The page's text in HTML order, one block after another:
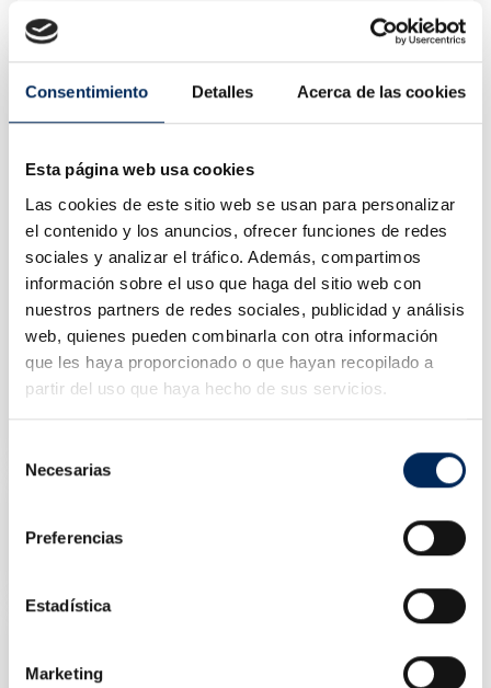
Consentimiento Detalles Acerca de las cookies
Esta página web usa cookies
Las cookies de este sitio web se usan para personalizar
el contenido y los anuncios, ofrecer funciones de redes
sociales y analizar el tráfico. Además, compartimos
información sobre el uso que haga del sitio web con
nuestros partners de redes sociales, publicidad y análisis
web, quienes pueden combinarla con otra información
que les haya proporcionado o que hayan recopilado a
partir del uso que haya hecho de sus servicios.
Necesarias
Preferencias
Estadística
Marketing
2.455,00 €
Alineadora Cámara 3D
10/A750
10/EQT-S2.5T-220